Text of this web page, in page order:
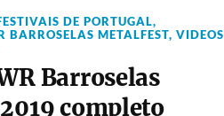
DE PORTUGAL,
BARROSELAS METALFEST, VIDEOS
Barroselas
completo